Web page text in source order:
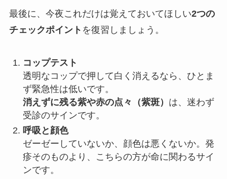
最後に、今夜これだけは覚えておいてほしい2つの
チェックポイント を復習しましょう。
コップテスト
透明なコップで押して白く消えるなら、ひとま
ず緊急性は低いです。
消えずに残る紫や赤の点々（紫斑） は、迷わず
受診のサインです。
呼吸と顔色
ゼーゼーしていないか、顔色は悪くないか。発
疹そのものより、こちらの方が命に関わるサイ
ンです。